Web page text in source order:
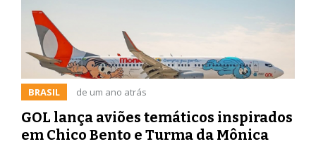
BRASIL de um ano atrás
GOL lança aviões temáticos inspirados
em Chico Bento e Turma da Mônica